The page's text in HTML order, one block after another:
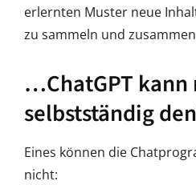
erlernten Muster neue
zu sammeln und
…ChatGPT
selbstständig
Eines können die
nicht: